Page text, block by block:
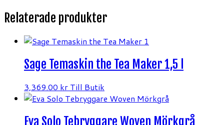
Relaterade produkter
Sage Temaskin the Tea Maker 1,5 l
3,369.00 kr Till Butik
Eva Solo Tebryggare Woven Mörkgrå